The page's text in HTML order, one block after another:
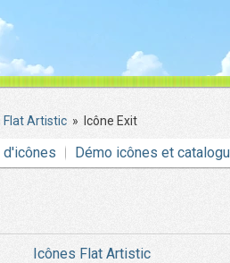
Flat Artistic » Icône Exit
Démo icônes et
Icônes Flat Artistic